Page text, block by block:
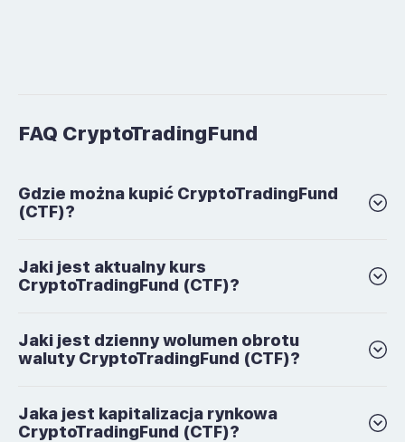
FAQ CryptoTradingFund
Gdzie można kupić CryptoTradingFund
(CTF)?
Jaki jest aktualny kurs
CryptoTradingFund (CTF)?
Jaki jest dzienny wolumen obrotu
waluty CryptoTradingFund (CTF)?
Jaka jest kapitalizacja rynkowa
CryptoTradingFund (CTF)?